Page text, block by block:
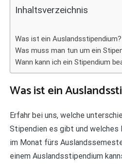
Inhaltsverzeichnis
Was ist ein Auslandsstipendium?
Was muss man tun um ein
Wann kann ich ein Stipendium
Was ist ein
Erfahr bei uns, welche
Stipendien es gibt und welches
im Monat fürs
einem Auslandsstipendium